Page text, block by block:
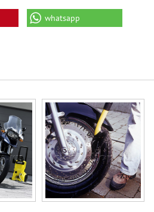
whatsapp